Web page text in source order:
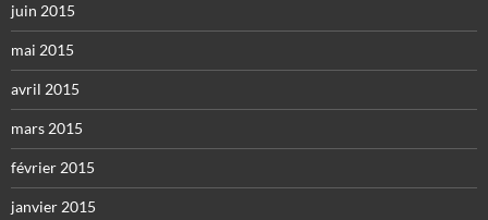
juin 2015
mai 2015
avril 2015
mars 2015
février 2015
janvier 2015